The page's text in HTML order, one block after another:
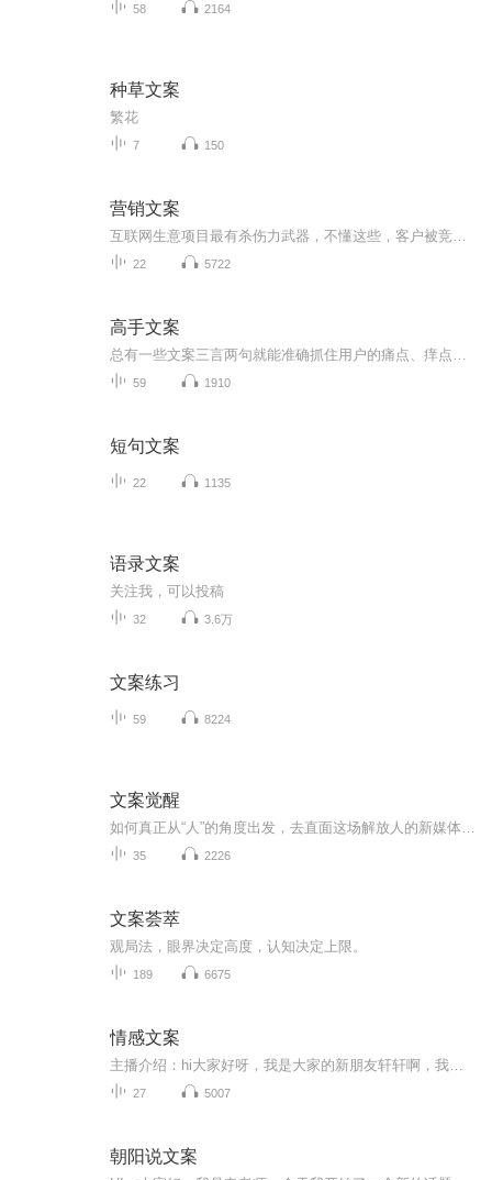
58 2164
种草文案
繁花
7 150
营销文案
22 5722
高手文案
59 1910
短句文案
22 1135
语录文案
关注我，可以投稿
32 3.6万
文案练习
59 8224
文案觉醒
35 2226
文案荟萃
观局️法，眼界决定高度，认知决定上限。
189 6675
情感文案
27 5007
朝阳说文案